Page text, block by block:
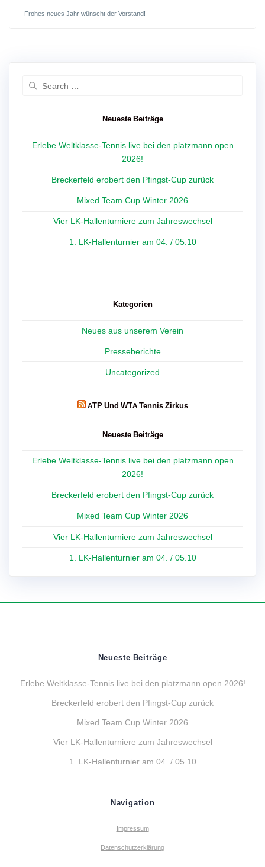
Frohes neues Jahr wünscht der Vorstand!
Neueste Beiträge
Erlebe Weltklasse-Tennis live bei den platzmann open
2026!
Breckerfeld erobert den Pfingst-Cup zurück
Mixed Team Cup Winter 2026
Vier LK-Hallenturniere zum Jahreswechsel
1. LK-Hallenturnier am 04. / 05.10
Kategorien
Neues aus unserem Verein
Presseberichte
Uncategorized
ATP Und WTA Tennis Zirkus
Neueste Beiträge
Erlebe Weltklasse-Tennis live bei den platzmann open
2026!
Breckerfeld erobert den Pfingst-Cup zurück
Mixed Team Cup Winter 2026
Vier LK-Hallenturniere zum Jahreswechsel
1. LK-Hallenturnier am 04. / 05.10
Neueste Beiträge
Erlebe Weltklasse-Tennis live bei den platzmann open 2026!
Breckerfeld erobert den Pfingst-Cup zurück
Mixed Team Cup Winter 2026
Vier LK-Hallenturniere zum Jahreswechsel
1. LK-Hallenturnier am 04. / 05.10
Navigation
Impressum
Datenschutzerklärung